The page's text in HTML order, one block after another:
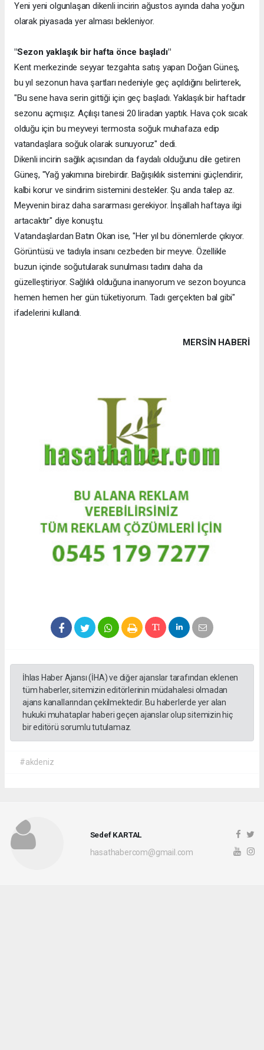
Yeni yeni olgunlaşan dikenli incirin ağustos ayında daha yoğun
olarak piyasada yer alması bekleniyor.
"Sezon yaklaşık bir hafta önce başladı"
Kent merkezinde seyyar tezgahta satış yapan Doğan Güneş,
bu yıl sezonun hava şartları nedeniyle geç açıldığını belirterek,
"Bu sene hava serin gittiği için geç başladı. Yaklaşık bir haftadır
sezonu açmışız. Açılışı tanesi 20 liradan yaptık. Hava çok sıcak
olduğu için bu meyveyi termosta soğuk muhafaza edip
vatandaşlara soğuk olarak sunuyoruz" dedi.
Dikenli incirin sağlık açısından da faydalı olduğunu dile getiren
Güneş, "Yağ yakımına birebirdir. Bağışıklık sistemini güçlendirir,
kalbi korur ve sindirim sistemini destekler. Şu anda talep az.
Meyvenin biraz daha sararması gerekiyor. İnşallah haftaya ilgi
artacaktır" diye konuştu.
Vatandaşlardan Batın Okan ise, "Her yıl bu dönemlerde çıkıyor.
Görüntüsü ve tadıyla insanı cezbeden bir meyve. Özellikle
buzun içinde soğutularak sunulması tadını daha da
güzelleştiriyor. Sağlıklı olduğuna inanıyorum ve sezon boyunca
hemen hemen her gün tüketiyorum. Tadı gerçekten bal gibi"
ifadelerini kullandı.
MERSIN HABERİ
İhlas Haber Ajansı (İHA) ve diğer ajanslar tarafından eklenen
tüm haberler, sitemizin editörlerinin müdahalesi olmadan
ajans kanallarından çekilmektedir. Bu haberlerde yer alan
hukuki muhataplar haberi geçen ajanslar olup sitemizin hiç
bir editörü sorumlu tutulamaz.
#akdeniz
Sedef KARTAL
hasathabercom@gmail.com